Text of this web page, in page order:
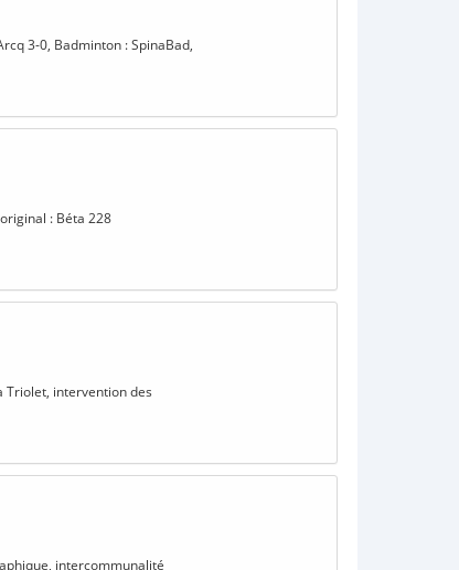
3-0, Badminton : SpinaBad,
: Béta 228
Triolet, intervention des
intercommunalité